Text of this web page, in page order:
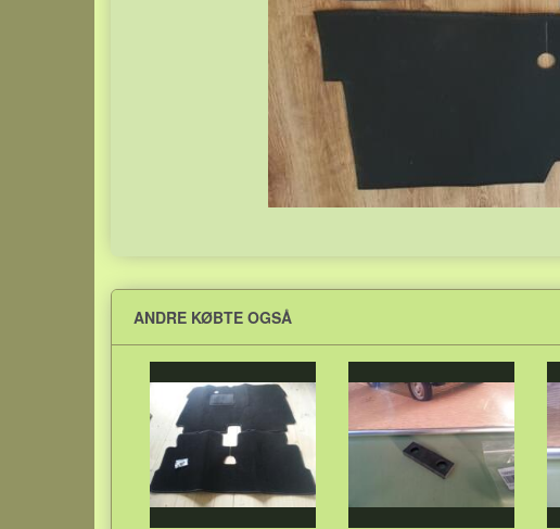
ANDRE KØBTE OGSÅ